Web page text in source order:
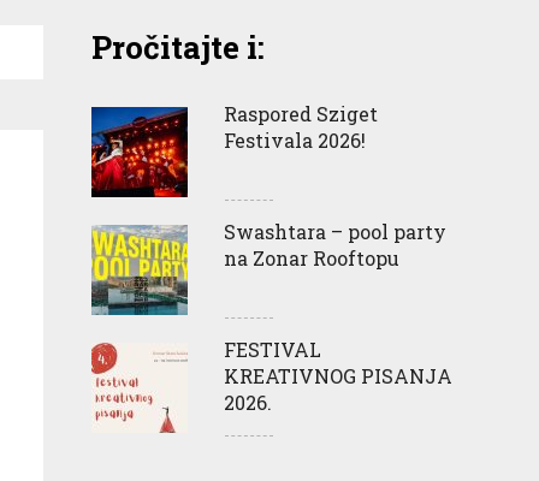
Pročitajte i:
Raspored Sziget
Festivala 2026!
Swashtara – pool party
na Zonar Rooftopu
FESTIVAL
KREATIVNOG PISANJA
2026.